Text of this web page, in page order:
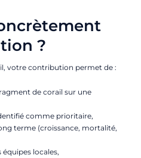
?
votre contribution permet de :
de corail sur une
comme prioritaire,
terme (croissance, mortalité,
locales,